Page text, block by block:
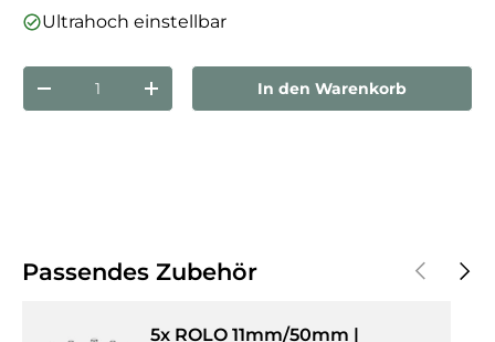
Ultrahoch einstellbar
Anzahl
Menge verringernMenge erhöhenIn den Warenkorb
Passendes Zubehör Vorherige
5x ROLO 11mm/50mm |